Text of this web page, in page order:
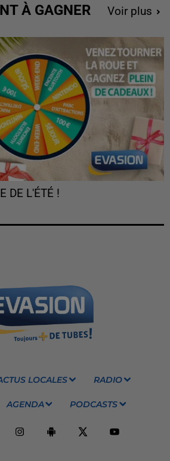
À GAGNER Voir plus
DE L'ÉTÉ !
LOCALES RADIO
AGENDA PODCASTS